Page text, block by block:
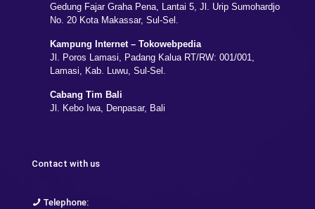
Gedung Fajar Graha Pena, Lantai 5, Jl. Urip Sumohardjo
No. 20 Kota Makassar, Sul-Sel.
Kampung Internet – Tokowebpedia
Jl. Poros Lamasi, Padang Kalua RT/RW: 001/001,
Lamasi, Kab. Luwu, Sul-Sel.
Cabang Tim Bali
Jl. Kebo Iwa, Denpasar, Bali
Contact with us
Telephone: